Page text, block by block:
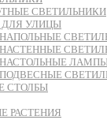
СВЕТИЛЬНИКИ
УЛИЦЫ
СТОЛБЫ
РАСТЕНИЯ